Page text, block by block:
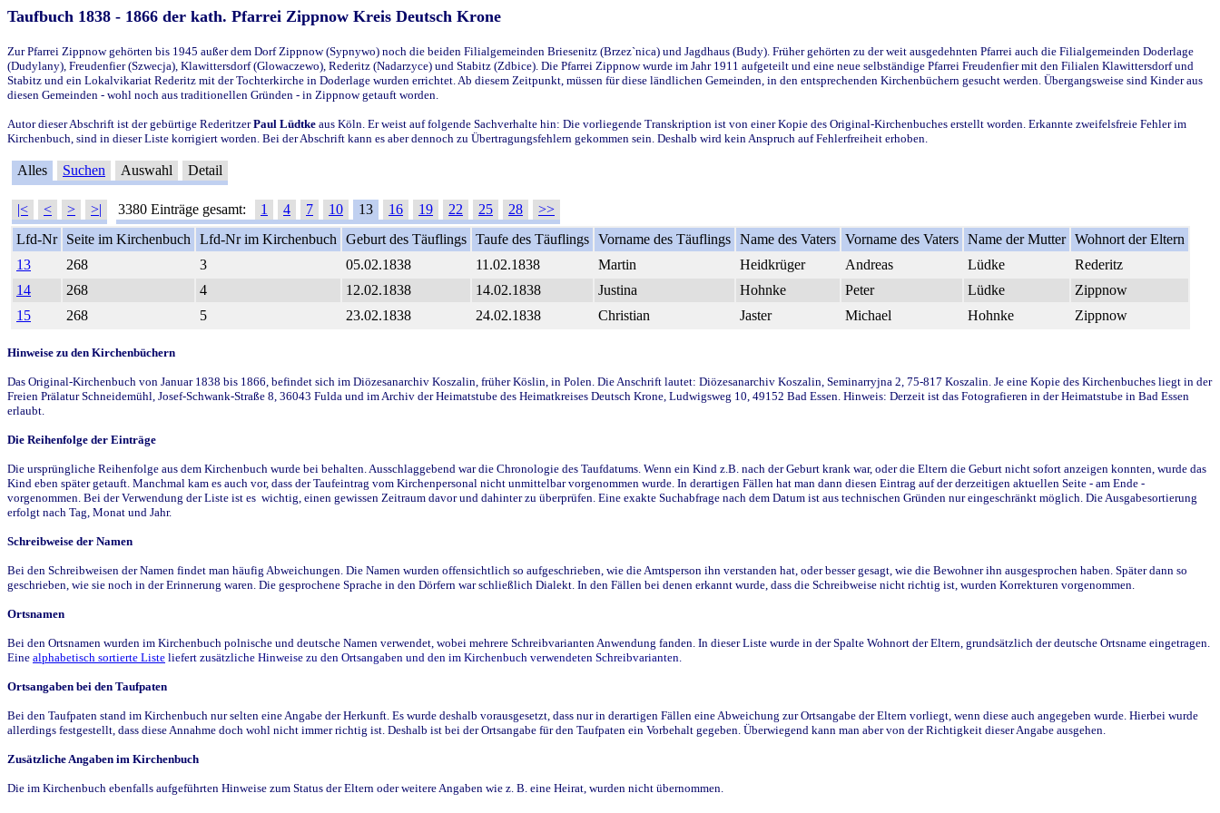
Taufbuch 1838 - 1866 der kath. Pfarrei Zippnow Kreis Deutsch Krone
Zur Pfarrei Zippnow gehörten bis 1945 außer dem Dorf Zippnow (Sypnywo) noch die beiden Filialgemeinden Briesenitz (Brzez`nica) und Jagdhaus (Budy). Früher gehörten zu der weit ausgedehnten Pfarrei auch die Filialgemeinden Doderlage
(Dudylany), Freudenfier (Szwecja), Klawittersdorf (Glowaczewo), Rederitz (Nadarzyce) und Stabitz (Zdbice). Die Pfarrei Zippnow wurde im Jahr 1911 aufgeteilt und eine neue selbständige Pfarrei Freudenfier mit den Filialen Klawittersdorf und
Stabitz und ein Lokalvikariat Rederitz mit der Tochterkirche in Doderlage wurden errichtet. Ab diesem Zeitpunkt, müssen für diese ländlichen Gemeinden, in den entsprechenden Kirchenbüchern gesucht werden. Übergangsweise sind Kinder aus
diesen Gemeinden - wohl noch aus traditionellen Gründen - in Zippnow getauft worden.
Autor dieser Abschrift ist der gebürtige RederitzerPaul Lüdtke aus Köln. Er weist auf folgende Sachverhalte hin: Die vorliegende Transkription ist von einer Kopie des Original-Kirchenbuches erstellt worden. Erkannte zweifelsfreie Fehler im
Kirchenbuch, sind in dieser Liste korrigiert worden. Bei der Abschrift kann es aber dennoch zu Übertragungsfehlern gekommen sein. Deshalb wird kein Anspruch auf Fehlerfreiheit erhoben.
Alles Suchen Auswahl Detail
|< < > >| 3380 Einträge gesamt: 1 4 7 10 13 16 19 22 25 28
>>
Lfd-Nr
Seite im Kirchenbuch Lfd-Nr im Kirchenbuch Geburt des Täuflings Taufe des Täuflings Vorname des Täuflings Name des Vaters Vorname des Vaters Name der Mutter Wohnort der Eltern
13
268 3 05.02.1838 11.02.1838 Martin Heidkrüger Andreas Lüdke
Rederitz
14
268 4 12.02.1838 14.02.1838 Justina Hohnke Peter Lüdke
Zippnow
15
268 5 23.02.1838 24.02.1838 Christian Jaster Michael Hohnke Zippnow
Hinweise zu den Kirchenbüchern
Das Original-Kirchenbuch von Januar 1838 bis 1866, befindet sich im Diözesanarchiv Koszalin, früher Köslin, in Polen. Die Anschrift lautet: Diözesanarchiv Koszalin, Seminarryjna 2, 75-817 Koszalin. Je eine Kopie des Kirchenbuches liegt in der
Freien Prälatur Schneidemühl, Josef-Schwank-Straße 8, 36043 Fulda und im Archiv der Heimatstube des Heimatkreises Deutsch Krone, Ludwigsweg 10, 49152 Bad Essen. Hinweis: Derzeit ist das Fotografieren in der Heimatstube in Bad Essen
erlaubt.
Die Reihenfolge der Einträge
Die ursprüngliche Reihenfolge aus dem Kirchenbuch wurde bei behalten. Ausschlaggebend war die Chronologie des Taufdatums. Wenn ein Kind z.B. nach der Geburt krank war, oder die Eltern die Geburt nicht sofort anzeigen konnten, wurde das
Kind eben später getauft. Manchmal kam es auch vor, dass der Taufeintrag vom Kirchenpersonal nicht unmittelbar vorgenommen wurde. In derartigen Fällen hat man dann diesen Eintrag auf der derzeitigen aktuellen Seite - am Ende -
vorgenommen. Bei der Verwendung der Liste ist es wichtig, einen gewissen Zeitraum davor und dahinter zu überprüfen. Eine exakte Suchabfrage nach dem Datum ist aus technischen Gründen nur eingeschränkt möglich. Die Ausgabesortierung
erfolgt nach Tag, Monat und Jahr.
Schreibweise der Namen
Bei den Schreibweisen der Namen findet man häufig Abweichungen. Die Namen wurden offensichtlich so aufgeschrieben, wie die Amtsperson ihn verstanden hat, oder besser gesagt, wie die Bewohner ihn ausgesprochen haben. Später dann so
geschrieben, wie sie noch in der Erinnerung waren. Die gesprochene Sprache in den Dörfern war schließlich Dialekt. In den Fällen bei denen erkannt wurde, dass die Schreibweise nicht richtig ist, wurden Korrekturen vorgenommen.
Ortsnamen
Bei den Ortsnamen wurden im Kirchenbuch polnische und deutsche Namen verwendet, wobei mehrere Schreibvarianten Anwendung fanden. In dieser Liste wurde in der Spalte Wohnort der Eltern, grundsätzlich der deutsche Ortsname eingetragen.
Eine alphabetisch sortierte Liste liefert zusätzliche Hinweise zu den Ortsangaben und den im Kirchenbuch verwendeten Schreibvarianten.
Ortsangaben bei den Taufpaten
Bei den Taufpaten stand im Kirchenbuch nur selten eine Angabe der Herkunft. Es wurde deshalb vorausgesetzt, dass nur in derartigen Fällen eine Abweichung zur Ortsangabe der Eltern vorliegt, wenn diese auch angegeben wurde. Hierbei wurde
allerdings festgestellt, dass diese Annahme doch wohl nicht immer richtig ist. Deshalb ist bei der Ortsangabe für den Taufpaten ein Vorbehalt gegeben. Überwiegend kann man aber von der Richtigkeit dieser Angabe ausgehen.
Zusätzliche Angaben im Kirchenbuch
Die im Kirchenbuch ebenfalls aufgeführten Hinweise zum Status der Eltern oder weitere Angaben wie z. B. eine Heirat, wurden nicht übernommen.